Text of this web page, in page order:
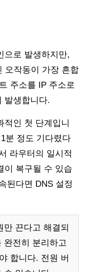
으로 발생하지만,
오작동이 가장 흔합
주소를 IP 주소로
발생합니다.
적인 첫 단계입니
분 정도 기다렸다
라우터의 일시적
이 복구될 수 있습
된다면 DNS 설정
만 끈다고 해결되
완전히 분리하고
합니다. 전원 버